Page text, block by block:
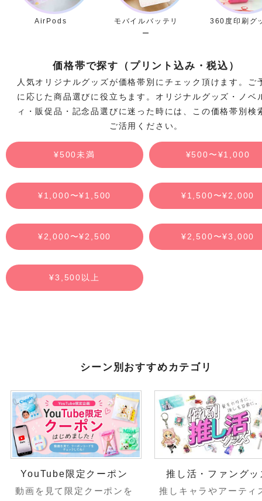
AirPods
モバイルバッテリ
ー
360度印刷グ
価格帯で探す（プリント込み・税込）
人気オリジナルグッズが価格帯別にチェック頂けます。ご
に応じた商品選びに役立ちます。オリジナルグッズ・ノベ
ィ・販促品・記念品選びに迷った時には、この価格帯別検
ご活用ください。
¥500未満 ¥500〜¥1,000
¥1,000〜¥1,500 ¥1,500〜¥2,000
¥2,000〜¥2,500 ¥2,500〜¥3,000
¥3,500以上
シーン別おすすめカテゴリ
YouTube限定クーポン
動画を見て限定クーポンを
推し活・ファングッ
推しキャラやアーティ